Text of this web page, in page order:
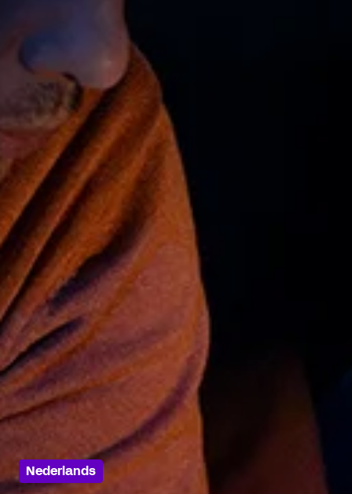
Nederlands